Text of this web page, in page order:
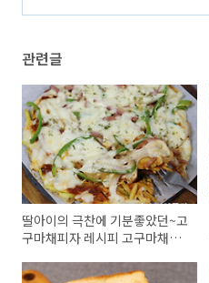
관련글
딸아이의 극찬에 기분좋았던~고
구마채피자 레시피 고구마채피
간식만들기